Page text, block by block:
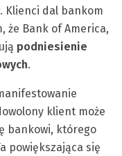
Klienci dal bankom
że Bank of America,
podniesienie
.
klient może
bankowi, którego
powiększająca się